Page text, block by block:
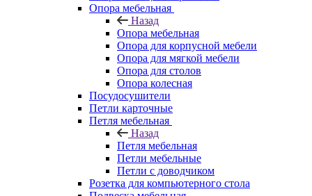
Опора мебельная
Назад
Опора мебельная
Опора для корпусной мебели
Опора для мягкой мебели
Опора для столов
Опора колесная
Посудосушители
Петли карточные
Петля мебельная
Назад
Петля мебельная
Петли мебельные
Петли с доводчиком
Розетка для компьютерного стола